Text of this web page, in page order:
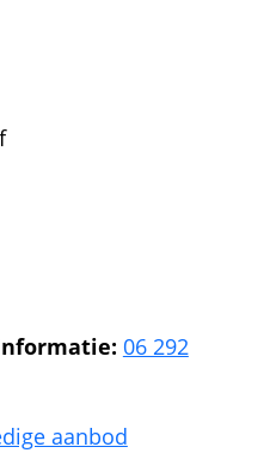
06 292
aanbod